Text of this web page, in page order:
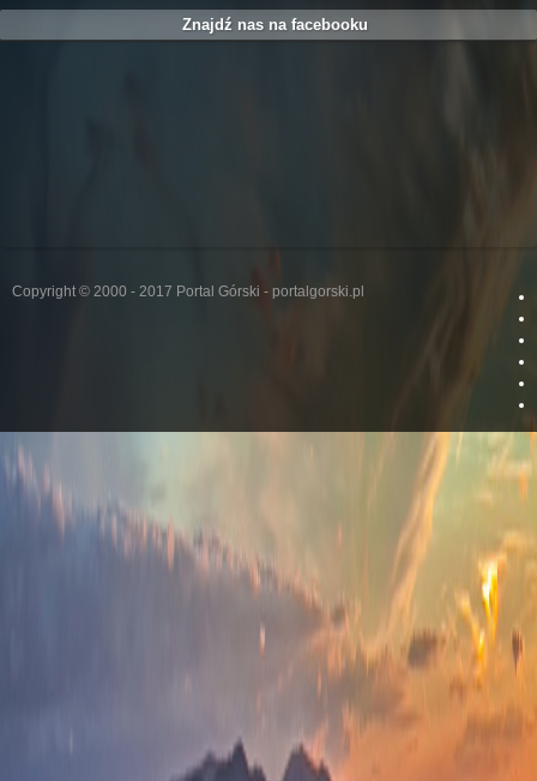
Znajdź nas na facebooku
Copyright © 2000 - 2017 Portal Górski - portalgorski.pl